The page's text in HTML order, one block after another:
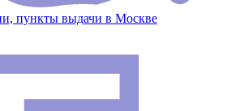
пункты выдачи в Москве